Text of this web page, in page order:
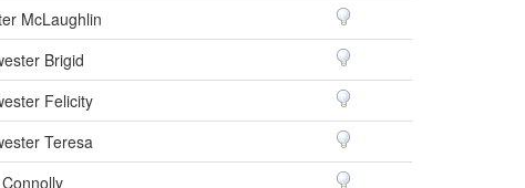
McLaughlin
Brigid
Felicity
Teresa